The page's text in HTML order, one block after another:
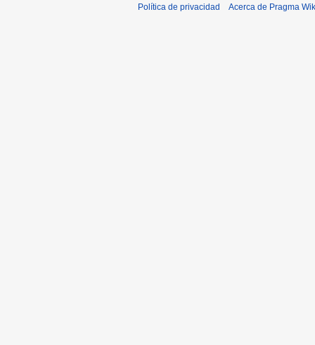
Política de privacidad Acerca de Pragma